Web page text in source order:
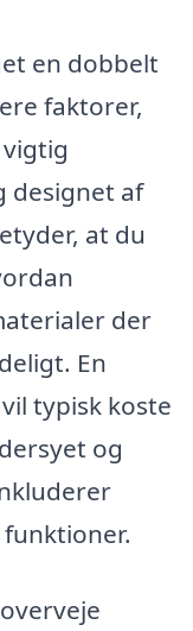
en dobbelt
faktorer,
designet af
at du
der
En
typisk koste
og